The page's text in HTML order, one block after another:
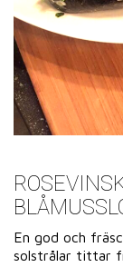
En god och
solstrålar tittar